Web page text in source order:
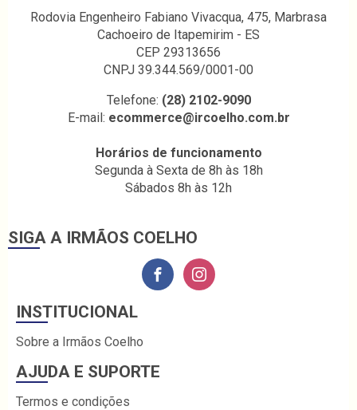
Rodovia Engenheiro Fabiano Vivacqua, 475, Marbrasa
Cachoeiro de Itapemirim - ES
CEP 29313656
CNPJ 39.344.569/0001-00
Telefone: (28) 2102-9090
E-mail: ecommerce@ircoelho.com.br
Horários de funcionamento
Segunda à Sexta de 8h às 18h
Sábados 8h às 12h
SIGA A IRMÃOS COELHO
INSTITUCIONAL
Sobre a Irmãos Coelho
AJUDA E SUPORTE
Termos e condições